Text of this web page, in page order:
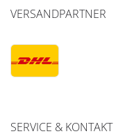
VERSANDPARTNER
SERVICE & KONTAKT